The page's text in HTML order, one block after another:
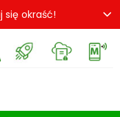
się okraść!